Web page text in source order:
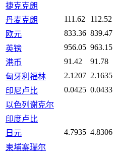
捷克克朗
丹麦克朗
111.62 112.52
欧元
833.36 839.47
英镑
956.05 963.15
港币
91.42 91.78
匈牙利福林
2.1207 2.1635
印尼卢比
0.0425 0.0433
以色列谢克尔
印度卢比
日元
4.7935 4.8306
柬埔寨瑞尔